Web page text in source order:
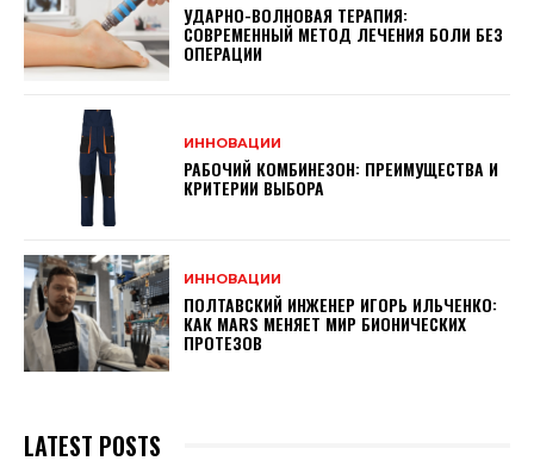
УДАРНО-ВОЛНОВАЯ ТЕРАПИЯ:
СОВРЕМЕННЫЙ МЕТОД ЛЕЧЕНИЯ БОЛИ БЕЗ
ОПЕРАЦИИ
ИННОВАЦИИ
РАБОЧИЙ КОМБИНЕЗОН: ПРЕИМУЩЕСТВА И
КРИТЕРИИ ВЫБОРА
ИННОВАЦИИ
ПОЛТАВСКИЙ ИНЖЕНЕР ИГОРЬ ИЛЬЧЕНКО:
КАК MARS МЕНЯЕТ МИР БИОНИЧЕСКИХ
ПРОТЕЗОВ
LATEST POSTS